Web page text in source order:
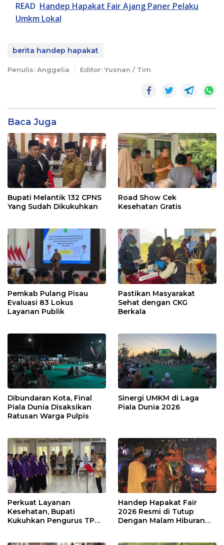
READ Handep Hapakat Fair Ajang Paner Pelaku
Umkm Lokal
berita handep hapakat
Penulis: Anggelia Editor: Yusnan / Tim
Baca Juga
Bupati Melantik 132 CPNS
Yang Sudah Dikukuhkan
Road Show Cek
Kesehatan Gratis
Pemkab Pulang Pisau
Evaluasi 83 Lokus
Layanan Publik
Pastikan Masyarakat
Sehat dengan CKG
Berkala
Dibundaran Kota, Final
Piala Dunia Disaksikan
Ratusan Warga Pulpis
Sinergi UMKM di Laga
Piala Dunia 2026
Perkuat Layanan
Kesehatan, Bupati
Kukuhkan Pengurus TP
Handep Hapakat Fair
2026 Resmi di Tutup
Dengan Malam Hiburan